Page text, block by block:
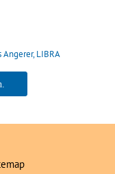
Angerer, LIBRA